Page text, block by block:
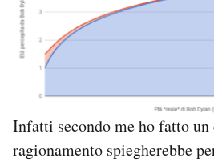
Infatti secondo me ho fatto
ragionamento spiegherebbe